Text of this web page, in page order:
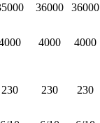
36000 36000
4000 4000
230 230 230